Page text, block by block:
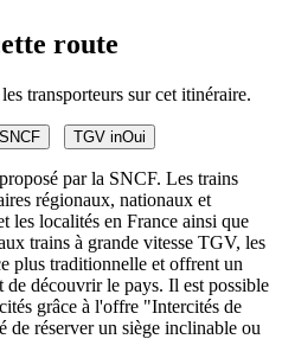
route
transporteurs sur cet itinéraire.
SNCF TGV inOui
par la SNCF. Les trains
régionaux, nationaux et
les localités en France ainsi que
trains à grande vitesse TGV, les
plus traditionnelle et offrent un
découvrir le pays. Il est possible
grâce à l'offre "Intercités de
réserver un siège inclinable ou